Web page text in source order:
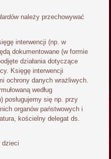
należy przechowywać
interwencji (np. w
dokumentowane (w formie
działania dotyczące
Księgę interwencji
ochrony danych wrażliwych.
według
) posługujemy się np. przy
organów państwowych i
kościelny delegat ds.
dzieci